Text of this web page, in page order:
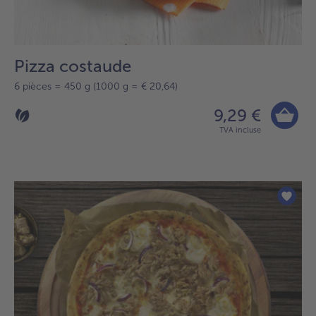
Pizza costaude
6 pièces = 450 g (1000 g = € 20,64)
9,29 €
TVA incluse